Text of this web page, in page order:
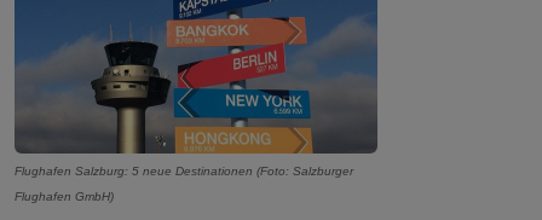
Flughafen Salzburg: 5 neue Destinationen (Foto: Salzburger
Flughafen GmbH)